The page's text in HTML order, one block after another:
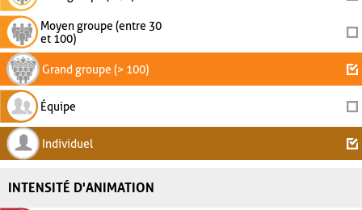
Moyen groupe (entre 30
et 100)
Grand groupe (> 100)
Équipe
Individuel
INTENSITÉ D'ANIMATION